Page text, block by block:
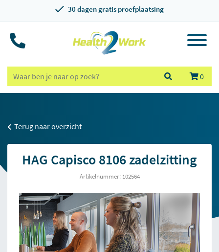
30 dagen gratis proefplaatsing
0
Terug naar overzicht
HAG Capisco 8106 zadelzitting
Artikelnummer: 102564